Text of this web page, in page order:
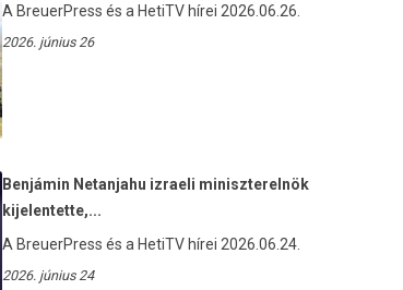
A BreuerPress és a HetiTV hírei 2026.06.26.
2026. június 26
Benjámin Netanjahu izraeli miniszterelnök
kijelentette,...
A BreuerPress és a HetiTV hírei 2026.06.24.
2026. június 24